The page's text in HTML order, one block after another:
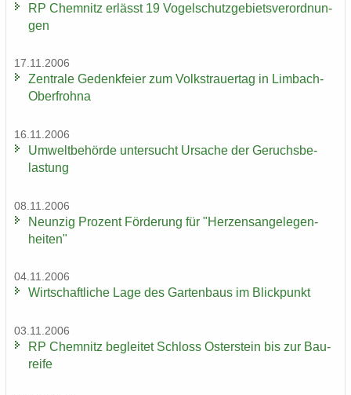
RP Chem­nitz er­lässt 19 Vo­gel­schutz­ge­biets­ver­ord­nun­
gen
17.11.2006
Zen­tra­le Ge­denk­fei­er zum Volks­trau­er­tag in Limbach-​
Oberfrohna
16.11.2006
Um­welt­be­hör­de un­ter­sucht Ur­sa­che der Ge­ruchs­be­
las­tung
08.11.2006
Neun­zig Pro­zent För­de­rung für "Her­zens­an­ge­le­gen­
hei­ten"
04.11.2006
Wirt­schaft­li­che Lage des Gar­ten­baus im Blick­punkt
03.11.2006
RP Chem­nitz be­glei­tet Schloss Os­ter­stein bis zur Bau­
rei­fe